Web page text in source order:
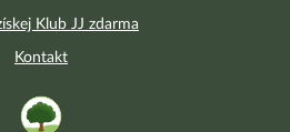
Klub JJ zdarma
Kontakt